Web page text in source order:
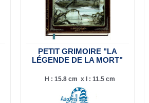
PETIT GRIMOIRE "LA
LÉGENDE DE LA MORT"
H : 15.8 cm x l : 11.5 cm